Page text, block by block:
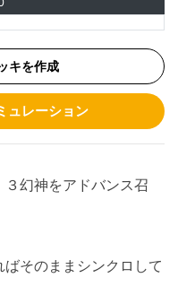
キを作成
ュレーション
幻神をアドバンス召
そのままシンクロして